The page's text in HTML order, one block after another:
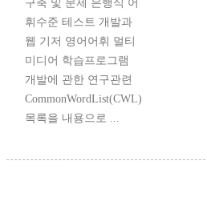
구축 및 문제 은행식 어
휘수준 테스트 개발과
웹 기저 영어어휘 멀티
미디어 학습프로그램
개발에 관한 연구관련
CommonWordList(CWL)
목록을 내용으로 ...